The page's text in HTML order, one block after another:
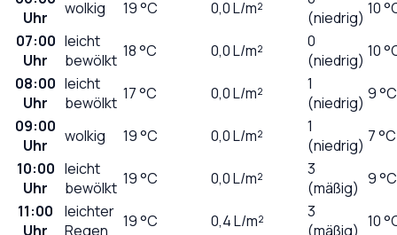
Uhr
wolkig 19°C 0,0L/m²
(niedrig) 10
07:00
Uhr
leicht
bewölkt 18°C 0,0L/m²
0
(niedrig) 10
08:00
Uhr
leicht
bewölkt 17°C 0,0L/m²
1
(niedrig) 9 °C
09:00
Uhr
wolkig 19°C 0,0L/m²
1
(niedrig) 7 °C
10:00
Uhr
leicht
bewölkt 19°C 0,0L/m²
3
(mäßig) 9 °C
11:00
Uhr
leichter
Regen
19°C 0,4L/m²
3
(mäßig) 10